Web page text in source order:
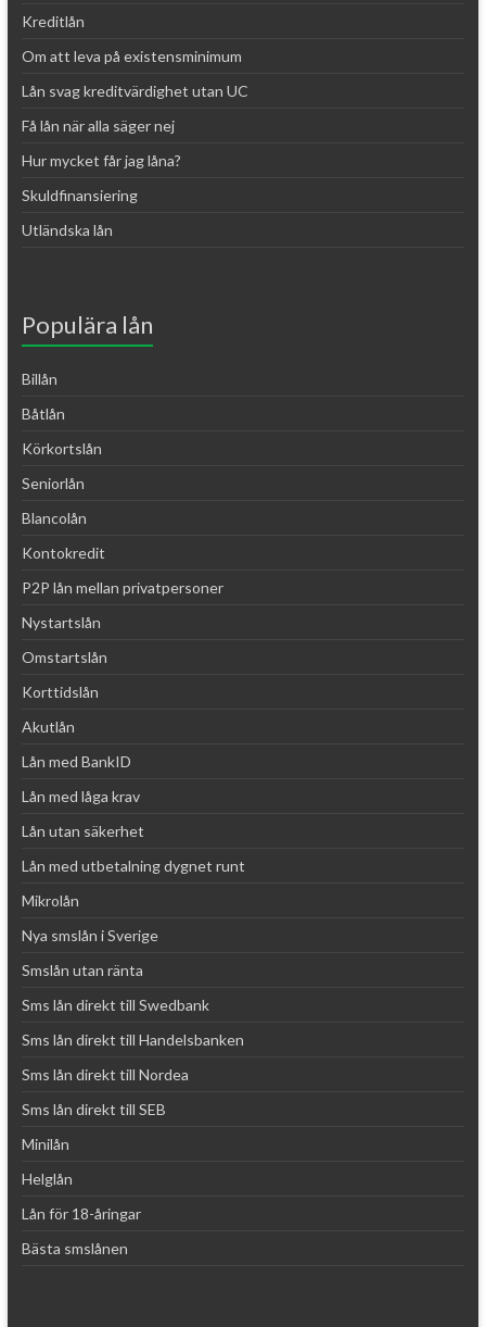
Kreditlån
Om att leva på existensminimum
Lån svag kreditvärdighet utan UC
Få lån när alla säger nej
Hur mycket får jag låna?
Skuldfinansiering
Utländska lån
Populära lån
Billån
Båtlån
Körkortslån
Seniorlån
Blancolån
Kontokredit
P2P lån mellan privatpersoner
Nystartslån
Omstartslån
Korttidslån
Akutlån
Lån med BankID
Lån med låga krav
Lån utan säkerhet
Lån med utbetalning dygnet runt
Mikrolån
Nya smslån i Sverige
Smslån utan ränta
Sms lån direkt till Swedbank
Sms lån direkt till Handelsbanken
Sms lån direkt till Nordea
Sms lån direkt till SEB
Minilån
Helglån
Lån för 18-åringar
Bästa smslånen